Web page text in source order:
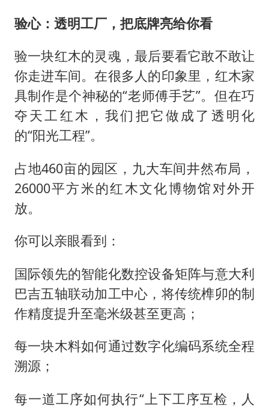
验心：透明工厂，把底牌亮给你看
验一块红木的灵魂，最后要看它敢不敢让
你走进车间。在很多人的印象里，红木家
具制作是个神秘的“老师傅手艺”。但在巧
夺天工红木，我们把它做成了透明化
的“阳光工程”。
占地460亩的园区，九大车间井然布局，
26000平方米的红木文化博物馆对外开
放。
你可以亲眼看到：
国际领先的智能化数控设备矩阵与意大利
巴吉五轴联动加工中心，将传统榫卯的制
作精度提升至毫米级甚至更高；
每一块木料如何通过数字化编码系统全程
溯源；
每一道工序如何执行“上下工序互检，人